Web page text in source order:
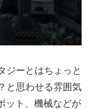
ジーとはちょっと
と思わせる雰囲気
ット、機械などが